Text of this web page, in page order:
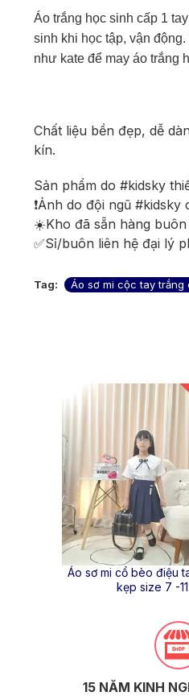
Áo trắng học sinh cấp 1
sinh khi học tập, vận
như kate để may áo trắng
Chất liệu bền đẹp, dễ
kín.
Sản phẩm do #kidsky
❗Ảnh do đội ngũ
☀️Kho đã sẵn hàng
✅Sỉ/buôn liên hệ đại lý
Tag: Áo sơ mi cộc tay
Áo sơ mi cổ bèo điệu
kẹp size 7 -11
15 NĂM KINH